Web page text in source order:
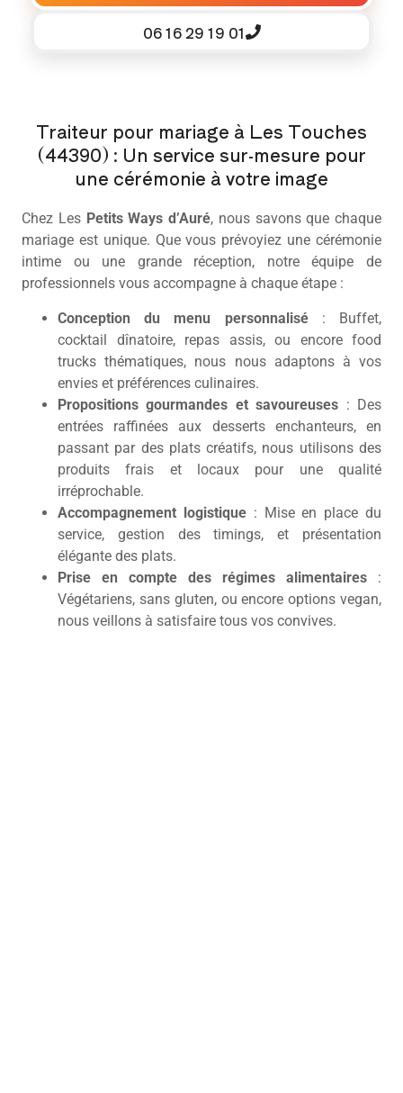
06 16 29 19 01
Traiteur pour mariage à Les Touches
(44390) : Un service sur-mesure pour
une cérémonie à votre image
Chez Les Petits Ways d’Auré, nous savons que chaque
mariage est unique. Que vous prévoyiez une cérémonie
intime ou une grande réception, notre équipe de
professionnels vous accompagne à chaque étape :
Conception du menu personnalisé: Buffet,
cocktail dînatoire, repas assis, ou encore food
trucks thématiques, nous nous adaptons à vos
envies et préférences culinaires.
Propositions gourmandes et savoureuses : Des
entrées raffinées aux desserts enchanteurs, en
passant par des plats créatifs, nous utilisons des
produits frais et locaux pour une qualité
irréprochable.
Accompagnement logistique: Mise en place du
service, gestion des timings, et présentation
élégante des plats.
Prise en compte des régimes alimentaires :
Végétariens, sans gluten, ou encore options vegan,
nous veillons à satisfaire tous vos convives.